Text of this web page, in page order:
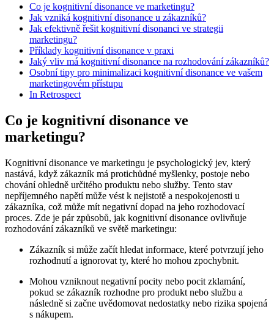
Co je kognitivní​ disonance ve marketingu?
Jak vzniká kognitivní disonance u‌ zákazníků?
Jak efektivně řešit kognitivní⁢ disonanci ve strategii
marketingu?
Příklady kognitivní‌ disonance v ‍praxi
Jaký vliv‍ má kognitivní disonance ⁢na‍ rozhodování zákazníků?
Osobní ​tipy pro minimalizaci‍ kognitivní disonance ve vašem⁣
marketingovém přístupu
In ‍Retrospect
Co je kognitivní​ disonance ve
marketingu?
Kognitivní disonance ve marketingu je psychologický ⁣jev, který
‌nastává, když zákazník má protichůdné myšlenky, postoje nebo
chování‍ ohledně určitého‌ produktu nebo služby. Tento ⁢stav
⁤nepříjemného ⁤napětí může vést k nejistotě‍ a ⁢nespokojenosti u
zákazníka,‍ což může mít negativní dopad na jeho rozhodovací
proces. Zde je pár způsobů, ‌jak ‍kognitivní disonance ovlivňuje
rozhodování‌ zákazníků ​ve světě marketingu:
Zákazník si‌ může‌ začít hledat informace, ‌které potvrzují jeho‌
rozhodnutí a ignorovat ty, které⁣ ho ‍mohou ‌zpochybnit.
Mohou⁣ vzniknout negativní pocity nebo pocit zklamání,
pokud⁣ se ⁢zákazník ⁢rozhodne pro produkt nebo službu a
následně si‍ začne uvědomovat nedostatky nebo rizika ⁣spojená
s nákupem.